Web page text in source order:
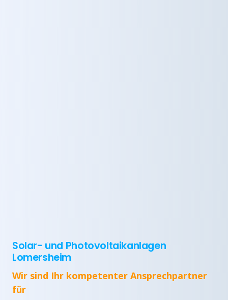
Solar- und Photovoltaikanlagen
Lomersheim
Wir sind Ihr kompetenter Ansprechpartner
für